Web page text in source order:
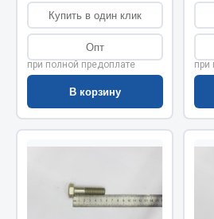
Весь раздел
РТИ
Кольца уплотнительные
Лента конвейерная
Патрубки
Прокладки
Купить в один клик
Опт
при полной предоплате
В корзину
при